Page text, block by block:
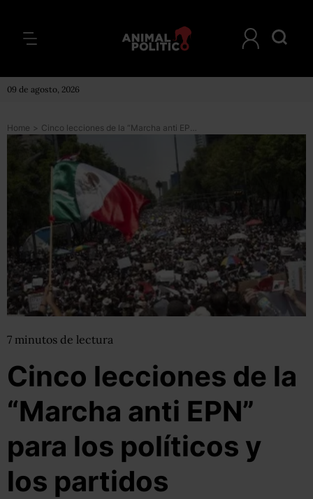
09 de agosto, 2026
Home > Cinco lecciones de la “Marcha anti EPN” para los políticos y los partidos
7 minutos de lectura
Cinco lecciones de la
“Marcha anti EPN”
para los políticos y
los partidos